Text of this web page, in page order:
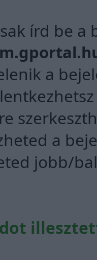
írd be
a
a
jobb/